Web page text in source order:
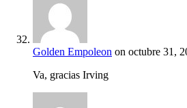
Golden Empoleon on octubre 31,
Va, gracias Irving